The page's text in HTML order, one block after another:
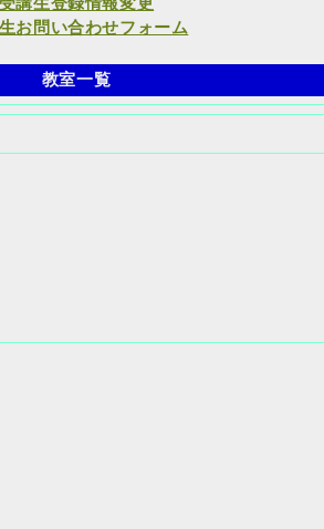
お問い合わせフォーム
教室一覧